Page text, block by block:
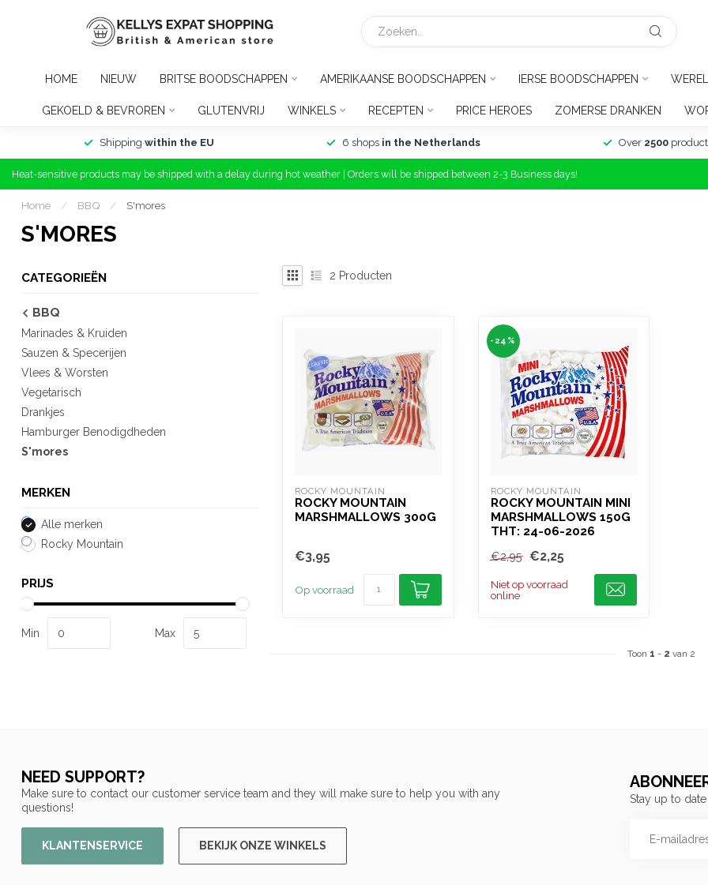
HOME NIEUW BRITSE BOODSCHAPPEN AMERIKAANSE BOODSCHAPPEN IERSE BOODSCHAPPEN
GEKOELD & BEVROREN GLUTENVRIJ WINKELS RECEPTEN PRICE HEROES ZOMERSE DRANKEN
Shipping within the EU 6 shops in the Netherlands Over 2500
Heat-sensitive products may be shipped with a delay during hot weather | Orders will be shipped between 2-3 Business days!
Home / BBQ / S'mores
S'MORES
CATEGORIEËN
BBQ
Marinades & Kruiden
Sauzen & Specerijen
Vlees & Worsten
Vegetarisch
Drankjes
Hamburger Benodigdheden
S'mores
MERKEN
Alle merken
Rocky Mountain
PRIJS
Min Max
2 Producten
ROCKY MOUNTAIN
ROCKY MOUNTAIN
MARSHMALLOWS 300G
€3,95
Op voorraad
-24%
ROCKY MOUNTAIN
ROCKY MOUNTAIN MINI
MARSHMALLOWS 150G
THT: 24-06-2026
€2,95 €2,25
Niet op voorraad
online
Toon 1 - 2 van 2
NEED SUPPORT?
Make sure to contact our customer service team and they will make sure to help you with any
questions!
KLANTENSERVICE BEKIJK ONZE WINKELS
Stay up to